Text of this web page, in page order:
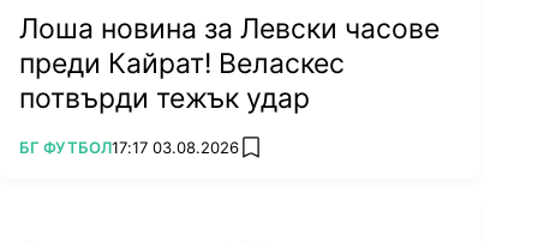
Лоша новина за Левски часове
преди Кайрат! Веласкес
потвърди тежък удар
ПОВЕЧЕ ОТ
БГ ФУТБОЛ17:17 03.08.2026 add favorites